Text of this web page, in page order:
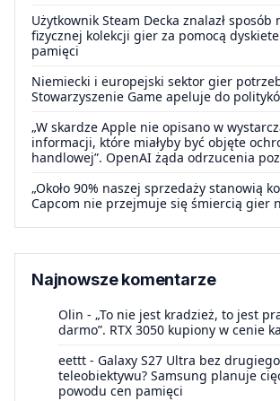
Użytkownik Steam Decka znalazł
fizycznej kolekcji gier za pomocą
pamięci
Niemiecki i europejski sektor gier
Stowarzyszenie Game apeluje do
„W skardze Apple nie opisano w
informacji, które miałyby być objęte
handlowej”. OpenAI żąda odrzucenia
„Około 90% naszej sprzedaży stanowią
Capcom nie przejmuje się śmiercią gier
Najnowsze komentarze
Olin - „To nie jest kradzież, to jest
darmo”. RTX 3050 kupiony w cenie
eettt - Galaxy S27 Ultra bez drugiego
teleobiektywu? Samsung planuje
powodu cen pamięci